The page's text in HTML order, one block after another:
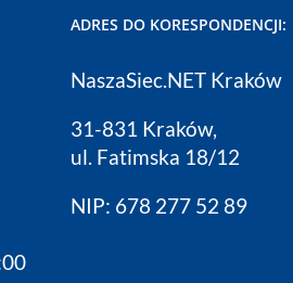
ADRES DO KORESPONDENCJI:
NaszaSiec.NET Kraków
31-831 Kraków,
ul. Fatimska 18/12
NIP: 678 277 52 89